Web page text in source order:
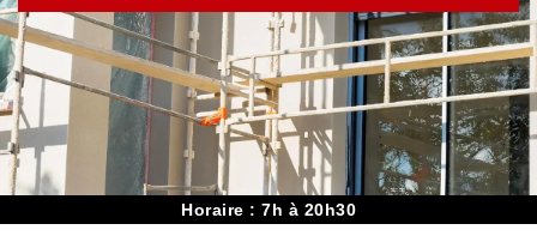
Horaire : 7h à 20h30